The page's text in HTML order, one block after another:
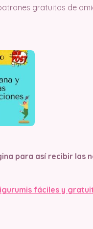
gratuitos de
para así recibir las
fáciles y